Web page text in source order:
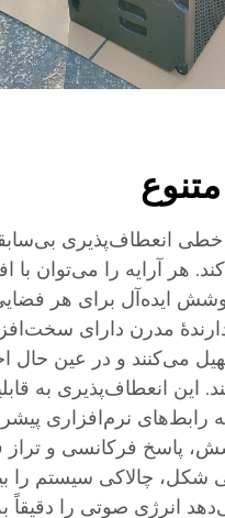
انعطاف‌پذیری
هر آرایه را می‌توان با
ایده‌آل برای هر فضایی
مدرن دارای
می‌کنند و در عین حال
این انعطاف‌پذیری به
نرم‌افزاری
پاسخ فرکانسی و تراز
شکل، چالاکی سیستم را
انرژی صوتی را دقیقاً